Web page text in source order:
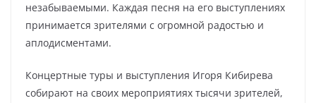
незабываемыми. Каждая песня на его выступлениях
принимается зрителями с огромной радостью и
аплодисментами.
Концертные туры и выступления Игоря Кибирева
собирают на своих мероприятиях тысячи зрителей,